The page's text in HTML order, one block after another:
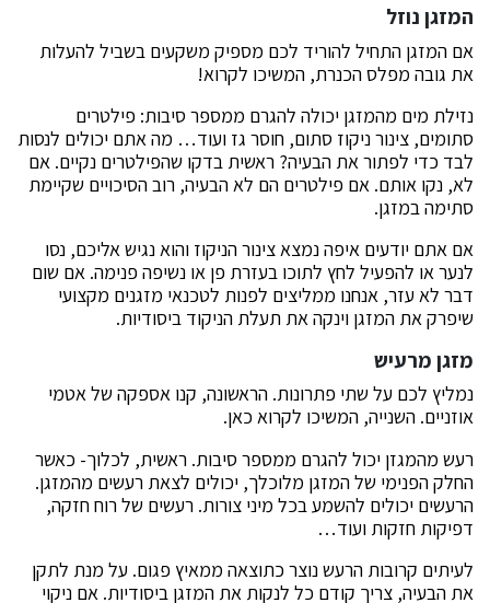
המזגן נוזל
אם המזגן התחיל להוריד לכם מספיק משקעים בשביל להעלות
את גובה מפלס הכנרת, המשיכו לקרוא!
נזילת מים מהמזגן יכולה להגרם ממספר סיבות: פילטרים
סתומים, צינור ניקוז סתום, חוסר גז ועוד… מה אתם יכולים לנסות
לבד כדי לפתור את הבעיה? ראשית בדקו שהפילטרים נקיים. אם
לא, נקו אותם. אם פילטרים הם לא הבעיה, רוב הסיכויים שקיימת
סתימה במזגן.
אם אתם יודעים איפה נמצא צינור הניקוז והוא נגיש אליכם, נסו
לנער או להפעיל לחץ לתוכו בעזרת פן או נשיפה פנימה. אם שום
דבר לא עזר, אנחנו ממליצים לפנות לטכנאי מזגנים מקצועי
שיפרק את המזגן וינקה את תעלת הניקוד ביסודיות.
מזגן מרעיש
נמליץ לכם על שתי פתרונות. הראשונה, קנו אספקה של אטמי
אוזניים. השנייה, המשיכו לקרוא כאן.
רעש מהמגזן יכול להגרם ממספר סיבות. ראשית, לכלוך- כאשר
החלק הפנימי של המזגן מלוכלך, יכולים לצאת רעשים מהמזגן.
הרעשים יכולים להשמע בכל מיני צורות. רעשים של רוח חזקה,
דפיקות חזקות ועוד…
לעיתים קרובות הרעש נוצר כתוצאה ממאיץ פגום. על מנת לתקן
את הבעיה, צריך קודם כל לנקות את המזגן ביסודיות. אם ניקוי